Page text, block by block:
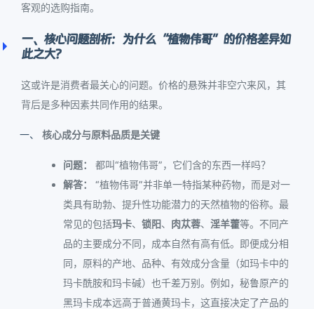
客观的选购指南。
一、核心问题剖析：为什么“植物伟哥”的价格差异如
此之大？
这或许是消费者最关心的问题。价格的悬殊并非空穴来风，其
背后是多种因素共同作用的结果。
核心成分与原料品质是关键
问题：
都叫“植物伟哥”，它们含的东西一样吗？
解答：
“植物伟哥”并非单一特指某种药物，而是对一
类具有助勃、提升性功能潜力的天然植物的俗称。最
常见的包括玛卡、 锁阳、 肉苁蓉、 淫羊藿等。不同产
品的主要成分不同，成本自然有高有低。即便成分相
同，原料的产地、品种、有效成分含量（如玛卡中的
玛卡酰胺和玛卡碱）也千差万别。例如，秘鲁原产的
黑玛卡成本远高于普通黄玛卡，这直接决定了产品的